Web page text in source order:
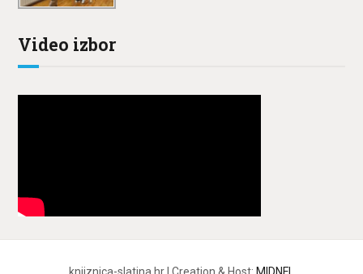
Video izbor
knjiznica-slatina.hr | Creation & Host: MIDNEL